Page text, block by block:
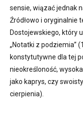
sensie, wiązać jednak
Źródłowo i oryginalnie
Dostojewskiego, który
„Notatki z podziemia”
konstytutywne dla tej
nieokreśloność,
jako kaprys, czy
cierpienia).